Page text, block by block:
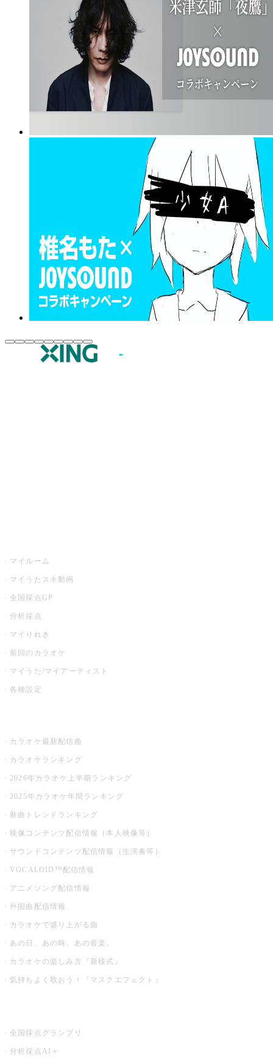
マイルーム
マイうたスキ動画
全国採点GP
分析採点
マイりれき
前回のカラオケ
マイうた/マイアーティスト
各種設定
カラオケ最新配信曲
カラオケランキング
2026年カラオケ上半期ランキング
2025年カラオケ年間ランキング
新曲トレンドランキング
映像コンテンツ配信情報（本人映像等）
サウンドコンテンツ配信情報（生演奏等）
VOCALOID™配信情報
アニメソング配信情報
外国曲配信情報
カラオケで盛り上がる曲
あの日、あの時、あの音楽。
カラオケの楽しみ方『新様式』
気持ちよく歌おう！『マスクエフェクト』
全国採点グランプリ
分析採点AI＋